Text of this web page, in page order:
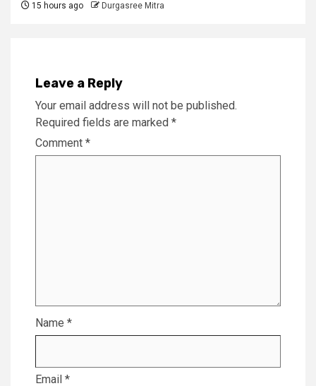
15 hours ago Durgasree Mitra
Leave a Reply
Your email address will not be published.
Required fields are marked *
Comment *
Name *
Email *